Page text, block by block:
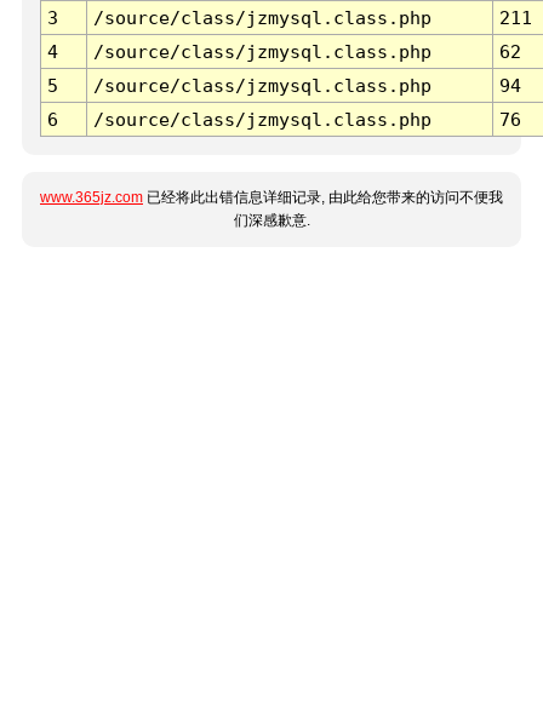
3 /source/class/jzmysql.class.php
211
4
/source/class/jzmysql.class.php
62
5
/source/class/jzmysql.class.php
94
6
/source/class/jzmysql.class.php 76
www.365jz.com 已经将此出错信息详细记录, 由此给您带来的访问不便我
们深感歉意.